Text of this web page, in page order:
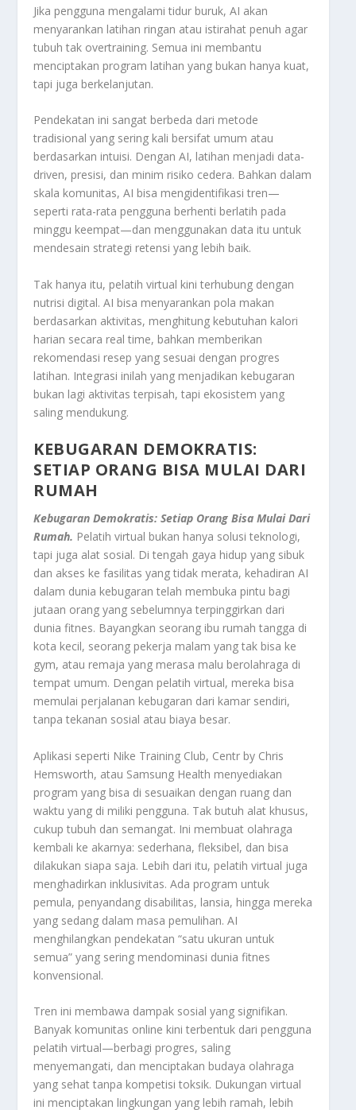
Jika pengguna mengalami tidur buruk, AI akan
menyarankan latihan ringan atau istirahat penuh agar
tubuh tak overtraining. Semua ini membantu
menciptakan program latihan yang bukan hanya kuat,
tapi juga berkelanjutan.
Pendekatan ini sangat berbeda dari metode
tradisional yang sering kali bersifat umum atau
berdasarkan intuisi. Dengan AI, latihan menjadi data-
driven, presisi, dan minim risiko cedera. Bahkan dalam
skala komunitas, AI bisa mengidentifikasi tren—
seperti rata-rata pengguna berhenti berlatih pada
minggu keempat—dan menggunakan data itu untuk
mendesain strategi retensi yang lebih baik.
Tak hanya itu, pelatih virtual kini terhubung dengan
nutrisi digital. AI bisa menyarankan pola makan
berdasarkan aktivitas, menghitung kebutuhan kalori
harian secara real time, bahkan memberikan
rekomendasi resep yang sesuai dengan progres
latihan. Integrasi inilah yang menjadikan kebugaran
bukan lagi aktivitas terpisah, tapi ekosistem yang
saling mendukung.
KEBUGARAN DEMOKRATIS:
SETIAP ORANG BISA MULAI DARI
RUMAH
Kebugaran Demokratis: Setiap Orang Bisa Mulai Dari
Rumah. Pelatih virtual bukan hanya solusi teknologi,
tapi juga alat sosial. Di tengah gaya hidup yang sibuk
dan akses ke fasilitas yang tidak merata, kehadiran AI
dalam dunia kebugaran telah membuka pintu bagi
jutaan orang yang sebelumnya terpinggirkan dari
dunia fitnes. Bayangkan seorang ibu rumah tangga di
kota kecil, seorang pekerja malam yang tak bisa ke
gym, atau remaja yang merasa malu berolahraga di
tempat umum. Dengan pelatih virtual, mereka bisa
memulai perjalanan kebugaran dari kamar sendiri,
tanpa tekanan sosial atau biaya besar.
Aplikasi seperti Nike Training Club, Centr by Chris
Hemsworth, atau Samsung Health menyediakan
program yang bisa di sesuaikan dengan ruang dan
waktu yang di miliki pengguna. Tak butuh alat khusus,
cukup tubuh dan semangat. Ini membuat olahraga
kembali ke akarnya: sederhana, fleksibel, dan bisa
dilakukan siapa saja. Lebih dari itu, pelatih virtual juga
menghadirkan inklusivitas. Ada program untuk
pemula, penyandang disabilitas, lansia, hingga mereka
yang sedang dalam masa pemulihan. AI
menghilangkan pendekatan “satu ukuran untuk
semua” yang sering mendominasi dunia fitnes
konvensional.
Tren ini membawa dampak sosial yang signifikan.
Banyak komunitas online kini terbentuk dari pengguna
pelatih virtual—berbagi progres, saling
menyemangati, dan menciptakan budaya olahraga
yang sehat tanpa kompetisi toksik. Dukungan virtual
ini menciptakan lingkungan yang lebih ramah, lebih